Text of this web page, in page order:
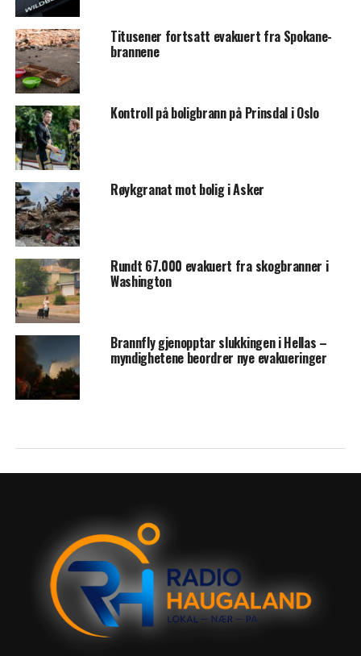
Titusener fortsatt evakuert fra Spokane-
brannene
Kontroll på boligbrann på Prinsdal i Oslo
Røykgranat mot bolig i Asker
Rundt 67.000 evakuert fra skogbranner i
Washington
Brannfly gjenopptar slukkingen i Hellas –
myndighetene beordrer nye evakueringer